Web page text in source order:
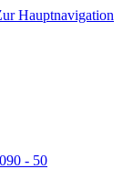
Hauptnavigation
- 50